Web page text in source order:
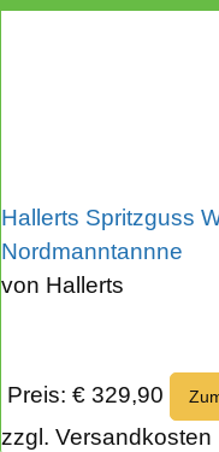
Hallerts Spritzguss
Nordmanntannne
von Hallerts
Preis: € 329,90
zzgl. Versandkosten